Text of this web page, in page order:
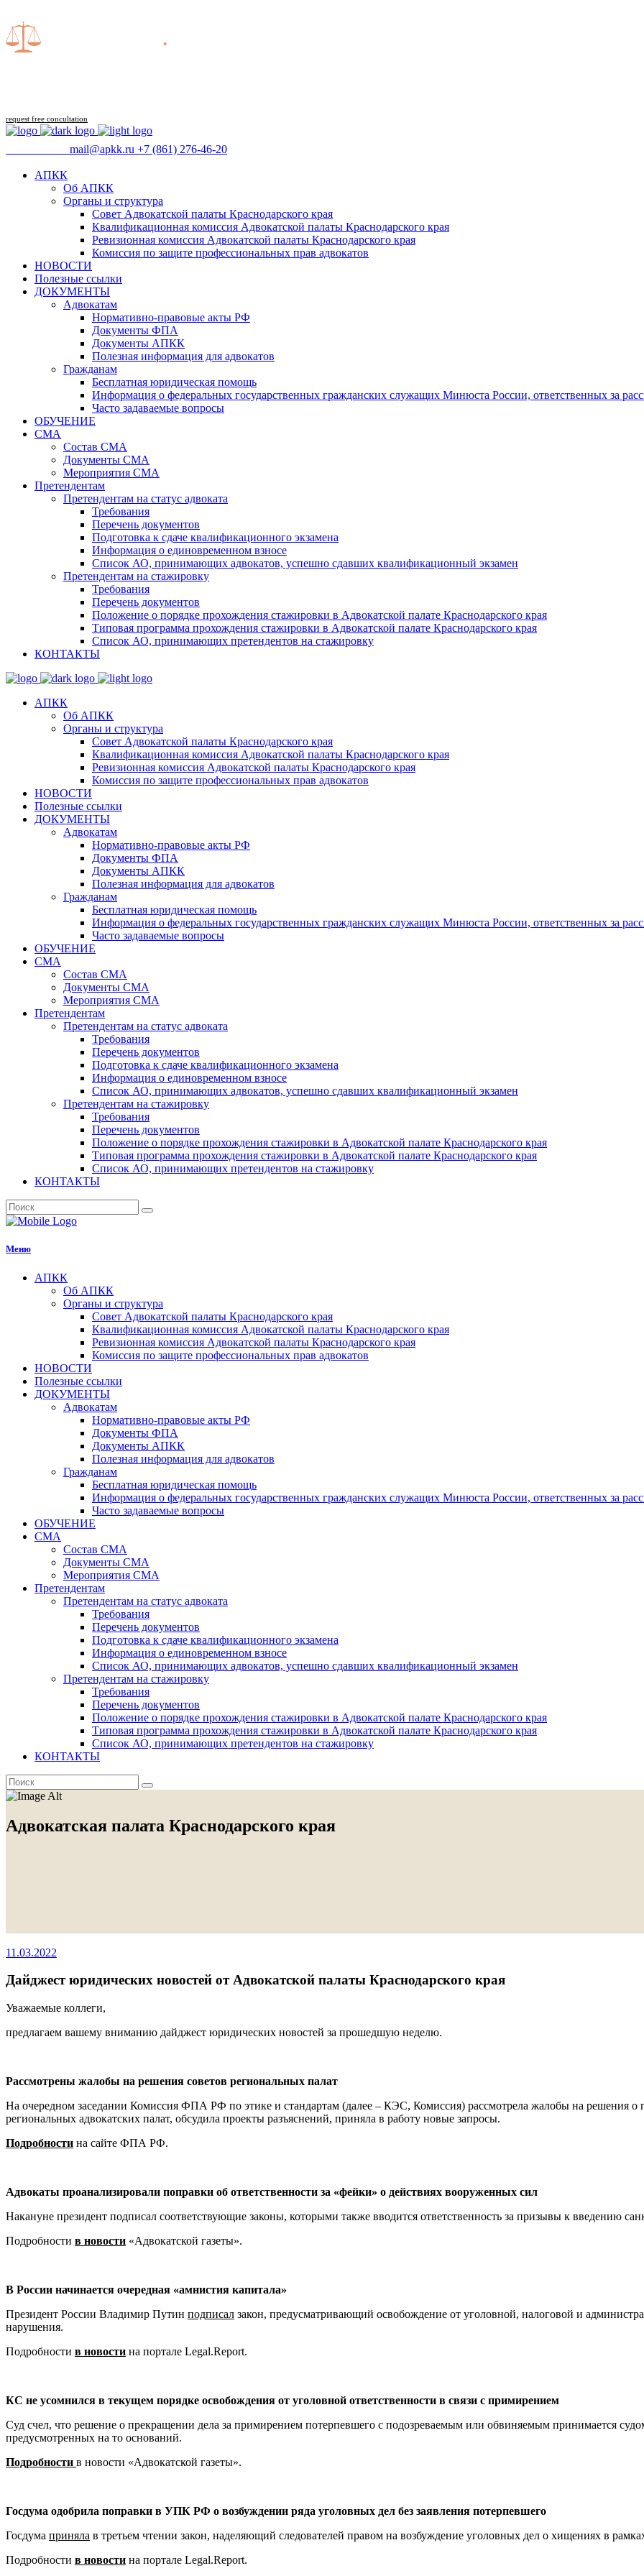
request free concultation
mail@apkk.ru +7 (861) 276-46-20
АПКК
Об АПКК
Органы и структура
Совет Адвокатской палаты Краснодарского края
Квалификационная комиссия Адвокатской палаты Краснодарского края
Ревизионная комиссия Адвокатской палаты Краснодарского края
Комиссия по защите профессиональных прав адвокатов
НОВОСТИ
Полезные ссылки
ДОКУМЕНТЫ
Адвокатам
Нормативно-правовые акты РФ
Документы ФПА
Документы АПКК
Полезная информация для адвокатов
Гражданам
Бесплатная юридическая помощь
Информация о федеральных государственных гражданских служащих Минюста России, ответственных за
Часто задаваемые вопросы
ОБУЧЕНИЕ
СМА
Состав СМА
Документы СМА
Мероприятия СМА
Претендентам
Претендентам на статус адвоката
Требования
Перечень документов
Подготовка к сдаче квалификационного экзамена
Информация о единовременном взносе
Список АО, принимающих адвокатов, успешно сдавших квалификационный экзамен
Претендентам на стажировку
Требования
Перечень документов
Положение о порядке прохождения стажировки в Адвокатской палате Краснодарского края
Типовая программа прохождения стажировки в Адвокатской палате Краснодарского края
Список АО, принимающих претендентов на стажировку
КОНТАКТЫ
АПКК
Об АПКК
Органы и структура
Совет Адвокатской палаты Краснодарского края
Квалификационная комиссия Адвокатской палаты Краснодарского края
Ревизионная комиссия Адвокатской палаты Краснодарского края
Комиссия по защите профессиональных прав адвокатов
НОВОСТИ
Полезные ссылки
ДОКУМЕНТЫ
Адвокатам
Нормативно-правовые акты РФ
Документы ФПА
Документы АПКК
Полезная информация для адвокатов
Гражданам
Бесплатная юридическая помощь
Информация о федеральных государственных гражданских служащих Минюста России, ответственных за
Часто задаваемые вопросы
ОБУЧЕНИЕ
СМА
Состав СМА
Документы СМА
Мероприятия СМА
Претендентам
Претендентам на статус адвоката
Требования
Перечень документов
Подготовка к сдаче квалификационного экзамена
Информация о единовременном взносе
Список АО, принимающих адвокатов, успешно сдавших квалификационный экзамен
Претендентам на стажировку
Требования
Перечень документов
Положение о порядке прохождения стажировки в Адвокатской палате Краснодарского края
Типовая программа прохождения стажировки в Адвокатской палате Краснодарского края
Список АО, принимающих претендентов на стажировку
КОНТАКТЫ
Меню
АПКК
Об АПКК
Органы и структура
Совет Адвокатской палаты Краснодарского края
Квалификационная комиссия Адвокатской палаты Краснодарского края
Ревизионная комиссия Адвокатской палаты Краснодарского края
Комиссия по защите профессиональных прав адвокатов
НОВОСТИ
Полезные ссылки
ДОКУМЕНТЫ
Адвокатам
Нормативно-правовые акты РФ
Документы ФПА
Документы АПКК
Полезная информация для адвокатов
Гражданам
Бесплатная юридическая помощь
Информация о федеральных государственных гражданских служащих Минюста России, ответственных за
Часто задаваемые вопросы
ОБУЧЕНИЕ
СМА
Состав СМА
Документы СМА
Мероприятия СМА
Претендентам
Претендентам на статус адвоката
Требования
Перечень документов
Подготовка к сдаче квалификационного экзамена
Информация о единовременном взносе
Список АО, принимающих адвокатов, успешно сдавших квалификационный экзамен
Претендентам на стажировку
Требования
Перечень документов
Положение о порядке прохождения стажировки в Адвокатской палате Краснодарского края
Типовая программа прохождения стажировки в Адвокатской палате Краснодарского края
Список АО, принимающих претендентов на стажировку
КОНТАКТЫ
Адвокатская палата Краснодарского края
11.03.2022
Дайджест юридических новостей от Адвокатской палаты Краснодарского края
Уважаемые коллеги,
предлагаем вашему вниманию дайджест юридических новостей за прошедшую неделю.
Рассмотрены жалобы на решения советов региональных палат
На очередном заседании Комиссия ФПА РФ по этике и стандартам (далее – КЭС, Комиссия) рассмотрела жалобы на решения о
региональных адвокатских палат, обсудила проекты разъяснений, приняла в работу новые запросы.
Подробности на сайте ФПА РФ.
Адвокаты проанализировали поправки об ответственности за «фейки» о действиях вооруженных сил
Накануне президент подписал соответствующие законы, которыми также вводится ответственность за призывы к введению
Подробности в новости «Адвокатской газеты».
В России начинается очередная «амнистия капитала»
Президент России Владимир Путин подписал закон, предусматривающий освобождение от уголовной, налоговой и
нарушения.
Подробности в новости на портале Legal.Report.
КС не усомнился в текущем порядке освобождения от уголовной ответственности в связи с примирением
Суд счел, что решение о прекращении дела за примирением потерпевшего с подозреваемым или обвиняемым принимается
предусмотренных на то оснований.
Подробности в новости «Адвокатской газеты».
Госдума одобрила поправки в УПК РФ о возбуждении ряда уголовных дел без заявления потерпевшего
Госдума приняла в третьем чтении закон, наделяющий следователей правом на возбуждение уголовных дел о хищениях в
Подробности в новости на портале Legal.Report.